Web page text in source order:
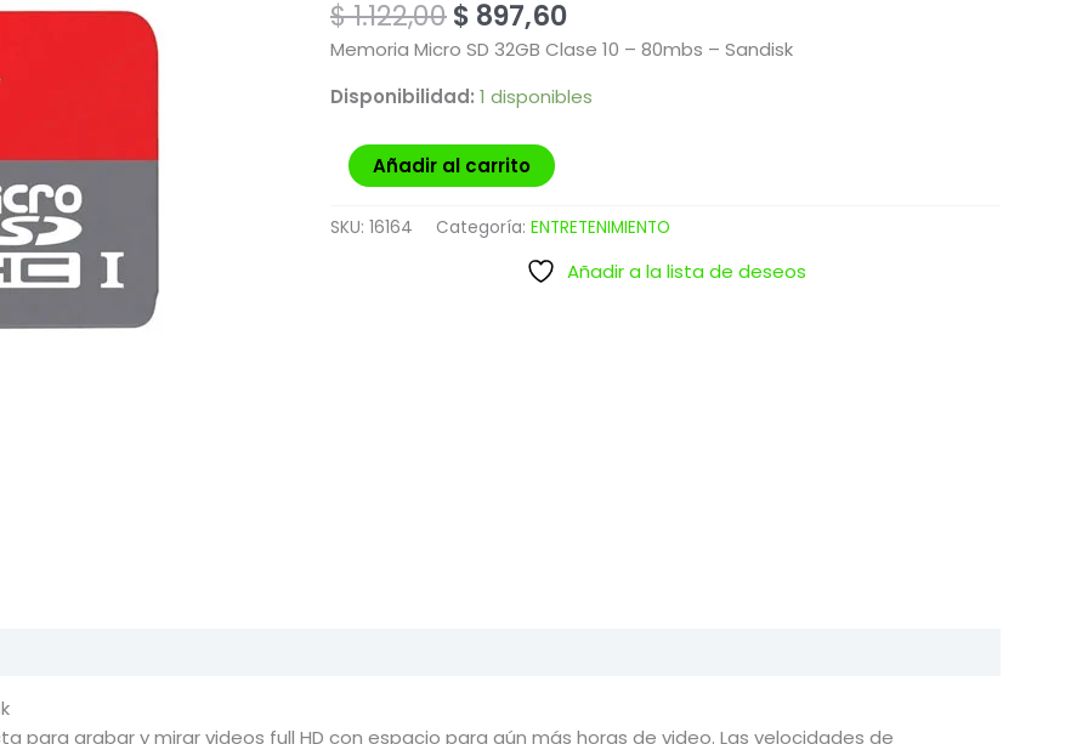
$1.122,00$ 897,60
Memoria Micro SD 32GB Clase 10 – 80mbs – Sandisk
Disponibilidad: 1 disponibles
adaptador
clase
cantidad
Añadir al carrito
SKU: 16164 Categoría: ENTRETENIMIENTO
Añadir a la lista de deseos
para grabar y mirar videos full HD con espacio para aún más horas de video. Las velocidades de